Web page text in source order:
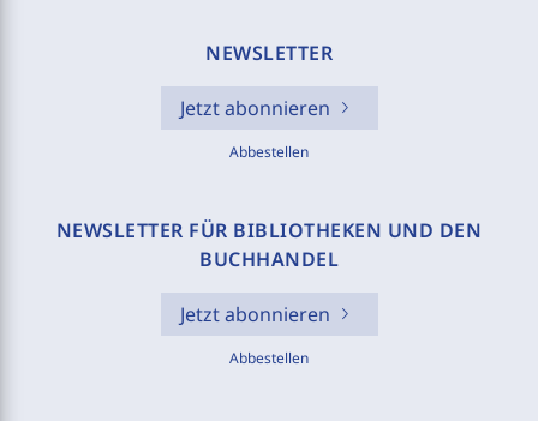
NEWSLETTER
Jetzt abonnieren
Abbestellen
NEWSLETTER FÜR BIBLIOTHEKEN UND DEN
BUCHHANDEL
Jetzt abonnieren
Abbestellen